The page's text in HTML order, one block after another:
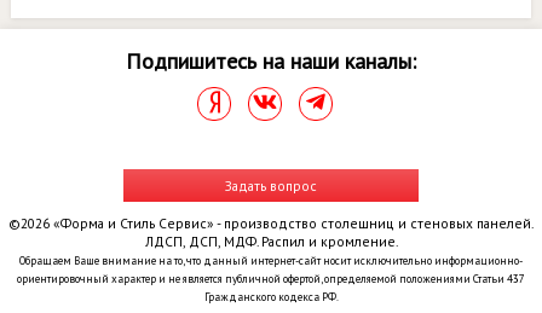
Подпишитесь на наши каналы:
Задать вопрос
©2026 «Форма и Стиль Сервис» - производство столешниц и стеновых панелей.
ЛДСП, ДСП, МДФ. Распил и кромление.
Обращаем Ваше внимание на то, что данный интернет-сайт носит исключительно информационно-
ориентировочный характер и не является публичной офертой, определяемой положениями Статьи 437
Гражданского кодекса РФ.